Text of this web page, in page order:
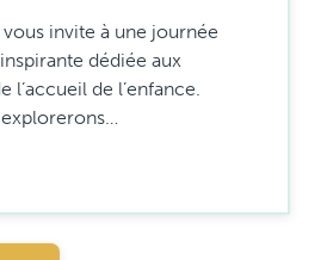
vous invite à une journée
dédiée aux
l’accueil de l’enfance.